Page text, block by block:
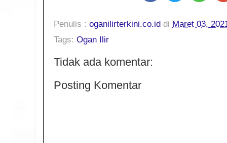
Penulis : oganilirterkini.co.id di Maret 03,
Tags: Ogan Ilir
Tidak ada komentar:
Posting Komentar